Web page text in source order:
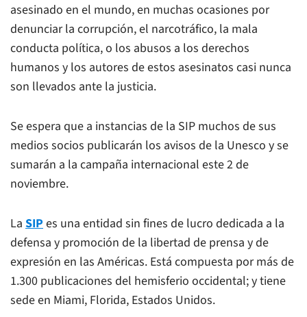
asesinado en el mundo, en muchas ocasiones por
denunciar la corrupción, el narcotráfico, la mala
conducta política, o los abusos a los derechos
humanos y los autores de estos asesinatos casi nunca
son llevados ante la justicia.
Se espera que a instancias de la SIP muchos de sus
medios socios publicarán los avisos de la Unesco y se
sumarán a la campaña internacional este 2 de
noviembre.
La SIP es una entidad sin fines de lucro dedicada a la
defensa y promoción de la libertad de prensa y de
expresión en las Américas. Está compuesta por más de
1.300 publicaciones del hemisferio occidental; y tiene
sede en Miami, Florida, Estados Unidos.